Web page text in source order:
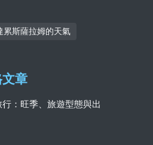
斯薩拉姆的天氣
章
：旺季、旅遊型態與出